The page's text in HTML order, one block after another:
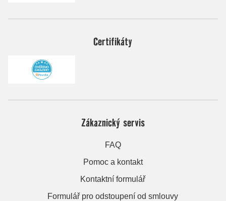
Certifikáty
Zákaznický servis
FAQ
Pomoc a kontakt
Kontaktní formulář
Formulář pro odstoupení od smlouvy